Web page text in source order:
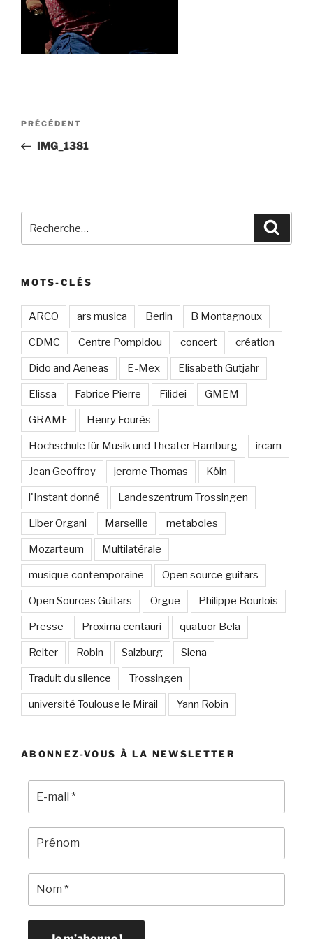
Navigation
l’article
Article
précédent
PRÉCÉDENT
IMG_1381
MOTS-CLÉS
ARCO ars musica Berlin B Montagnoux
CDMC Centre Pompidou concert création
Dido and Aeneas E-Mex Elisabeth Gutjahr
Elissa Fabrice Pierre Filidei GMEM
GRAME Henry Fourès
Hochschule für Musik und Theater Hamburg ircam
Jean Geoffroy jerome Thomas Köln
l'Instant donné Landeszentrum Trossingen
Liber Organi Marseille metaboles
Mozarteum Multilatérale
musique contemporaine Open source guitars
Open Sources Guitars Orgue Philippe Bourlois
Presse Proxima centauri quatuor Bela
Reiter Robin Salzburg Siena
Traduit du silence Trossingen
université Toulouse le Mirail Yann Robin
ABONNEZ-VOUS À LA NEWSLETTER